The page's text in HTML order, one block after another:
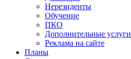
Нерезиденты
Обучение
ПКО
Дополнительные услуги
Реклама на сайте
Планы